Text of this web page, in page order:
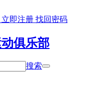
立即注册 找回密码
搜索